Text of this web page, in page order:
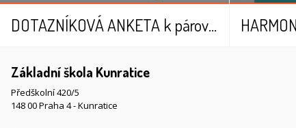
DOTAZNÍKOVÁ ANKETA k párové výuce pro budoucí TŘEŤÁČKY ve školním roce 2024/2025
Základní škola Kunratice
Předškolní 420/5
148 00 Praha 4 - Kunratice